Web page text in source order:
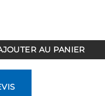
Noyer Cuir naturel
AU PANIER